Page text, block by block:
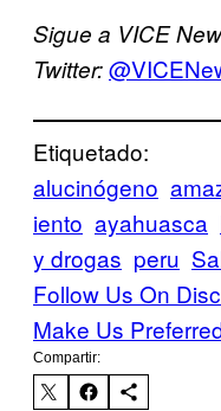
Sigue a VICE
Twitter:
Etiquetado:
alucinógeno
iento ayahuasca
y drogas peru
Follow Us On
Make Us
Compartir: